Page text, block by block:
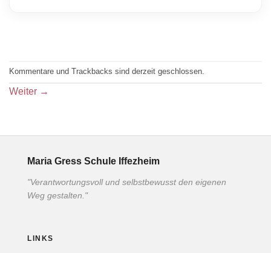
Kommentare und Trackbacks sind derzeit geschlossen.
Weiter →
Maria Gress Schule Iffezheim
"Verantwortungsvoll und selbstbewusst den eigenen
Weg gestalten."
LINKS